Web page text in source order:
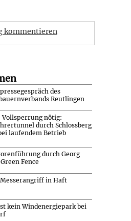
kommentieren
des
Reutlingen
Vollsperrung nötig:
durch Schlossberg
laufendem Betrieb
durch Georg
Fence
in Haft
kein Windenergiepark bei